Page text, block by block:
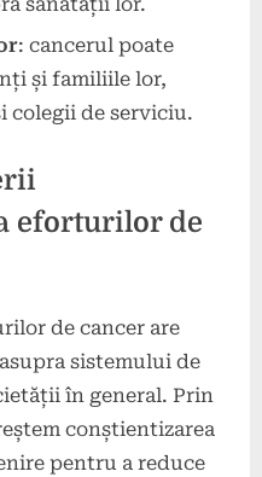
: cancerul poate
și familiile lor,
colegii de serviciu.
eforturilor de
de cancer are
sistemului de
în general. Prin
conștientizarea
pentru a reduce